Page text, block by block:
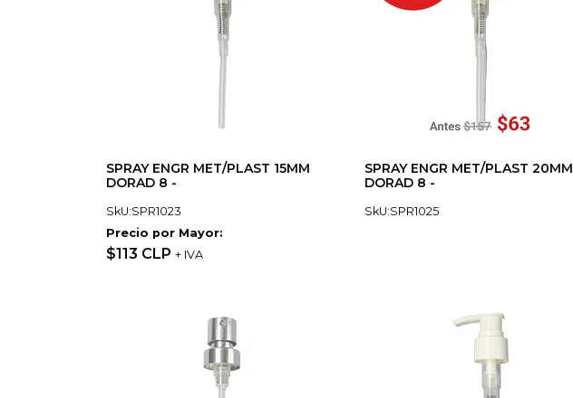
SPRAY ENGR MET/PLAST 15MM
DORAD 8 -
SkU:SPR1023
Precio por Mayor:
$113 CLP + IVA
SPRAY ENGR MET/PLAST 20MM
DORAD 8 -
SkU:SPR1025